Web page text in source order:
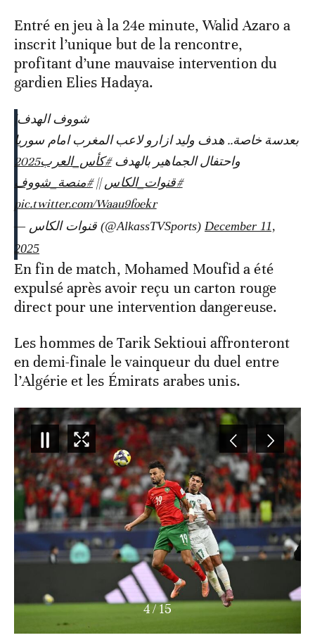
Entré en jeu à la 24e minute, Walid Azaro a
inscrit l’unique but de la rencontre,
profitant d’une mauvaise intervention du
gardien Elies Hadaya.
شووف الهدف|
بعدسة خاصة.. هدف وليد ازارو لاعب المغرب امام سوريا
واحتفال الجماهير بالهدف#كأس_العرب2025
#قنوات_الكاس||#منصة_شووف
pic.twitter.com/Waau9foekr
— قنوات الكاس (@AlkassTVSports) December 11,
2025
En fin de match, Mohamed Moufid a été
expulsé après avoir reçu un carton rouge
direct pour une intervention dangereuse.
Les hommes de Tarik Sektioui affronteront
en demi-finale le vainqueur du duel entre
l’Algérie et les Émirats arabes unis.
4/15